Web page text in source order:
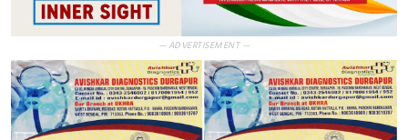
— ADVERTISEMENT —